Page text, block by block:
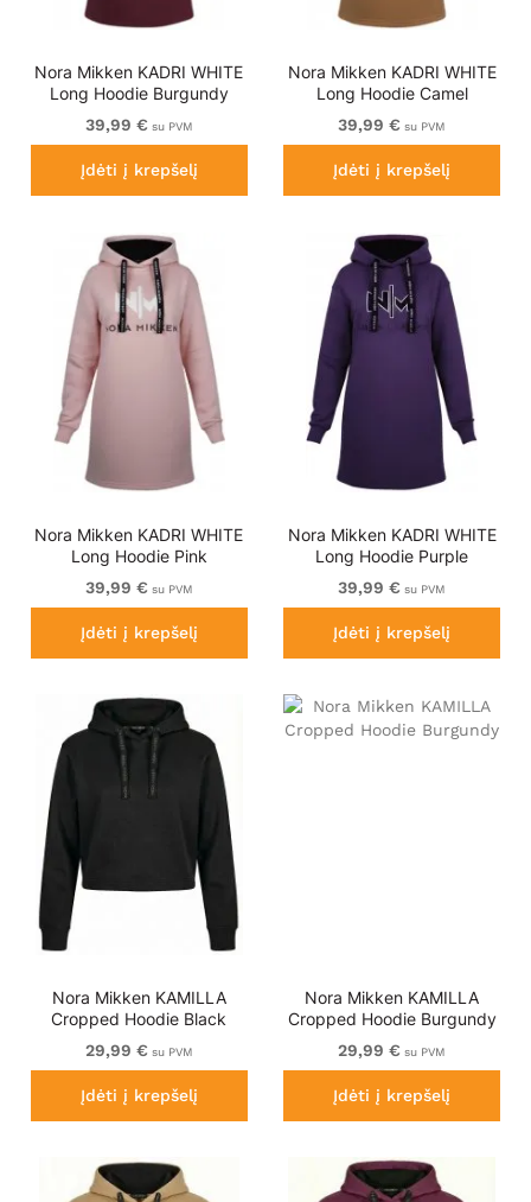
Nora Mikken KADRI WHITE
Long Hoodie Burgundy
39,99 € su PVM
Įdėti į krepšelį
Nora Mikken KADRI WHITE
Long Hoodie Camel
39,99 € su PVM
Įdėti į krepšelį
Nora Mikken KADRI WHITE
Long Hoodie Pink
39,99 € su PVM
Įdėti į krepšelį
Nora Mikken KADRI WHITE
Long Hoodie Purple
39,99 € su PVM
Įdėti į krepšelį
Nora Mikken KAMILLA
Cropped Hoodie Black
29,99 € su PVM
Įdėti į krepšelį
Nora Mikken KAMILLA
Cropped Hoodie Burgundy
29,99 € su PVM
Įdėti į krepšelį